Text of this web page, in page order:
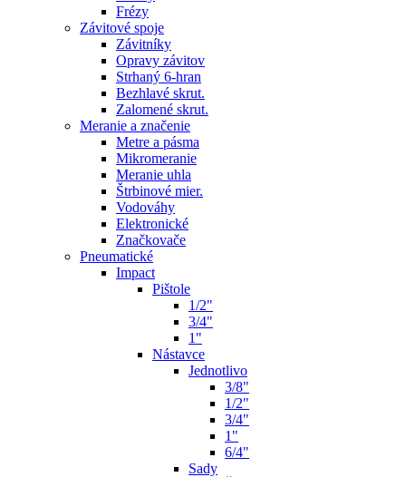
Frézy
Závitové spoje
Závitníky
Opravy závitov
Strhaný 6-hran
Bezhlavé skrut.
Zalomené skrut.
Meranie a značenie
Metre a pásma
Mikromeranie
Meranie uhla
Štrbinové mier.
Vodováhy
Elektronické
Značkovače
Pneumatické
Impact
Pištole
1/2"
3/4"
1"
Nástavce
Jednotlivo
3/8"
1/2"
3/4"
1"
6/4"
Sady